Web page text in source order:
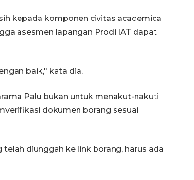
kepada komponen civitas academica
asesmen lapangan Prodi IAT dapat
baik," kata dia.
Palu bukan untuk menakut-nakuti
dokumen borang sesuai
diunggah ke link borang, harus ada